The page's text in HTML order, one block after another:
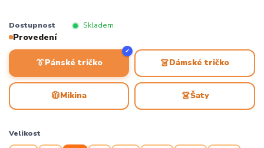
Dostupnost Skladem
Provedení
👔Pánské tričko
✓
👗Dámské tričko
🧥Mikina 👗Šaty
Velikost